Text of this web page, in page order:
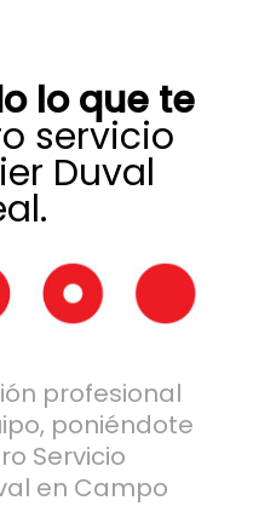
lo que te
servicio
Duval
profesional
poniéndote
Servicio
en Campo